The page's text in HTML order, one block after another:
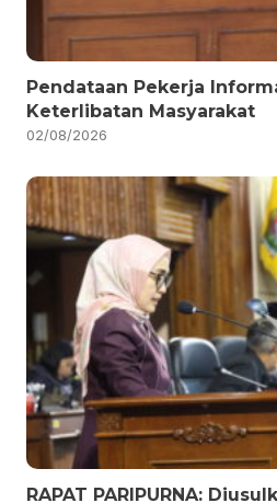
Pendataan Pekerja
Keterlibatan Masyarakat
02/08/2026
RAPAT PARIPURNA: